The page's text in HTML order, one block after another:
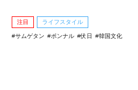
注目 ライフスタイル
サムゲタン ポンナル 伏日 韓国文化